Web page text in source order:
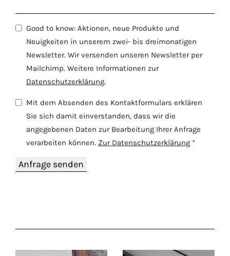
Good to know: Aktionen, neue Produkte und
Neuigkeiten in unserem zwei- bis dreimonatigen
Newsletter. Wir versenden unseren Newsletter per
Mailchimp. Weitere Informationen zur
Datenschutzerklärung.
Mit dem Absenden des Kontaktformulars erklären
Sie sich damit einverstanden, dass wir die
angegebenen Daten zur Bearbeitung Ihrer Anfrage
verarbeiten können. Zur Datenschutzerklärung *